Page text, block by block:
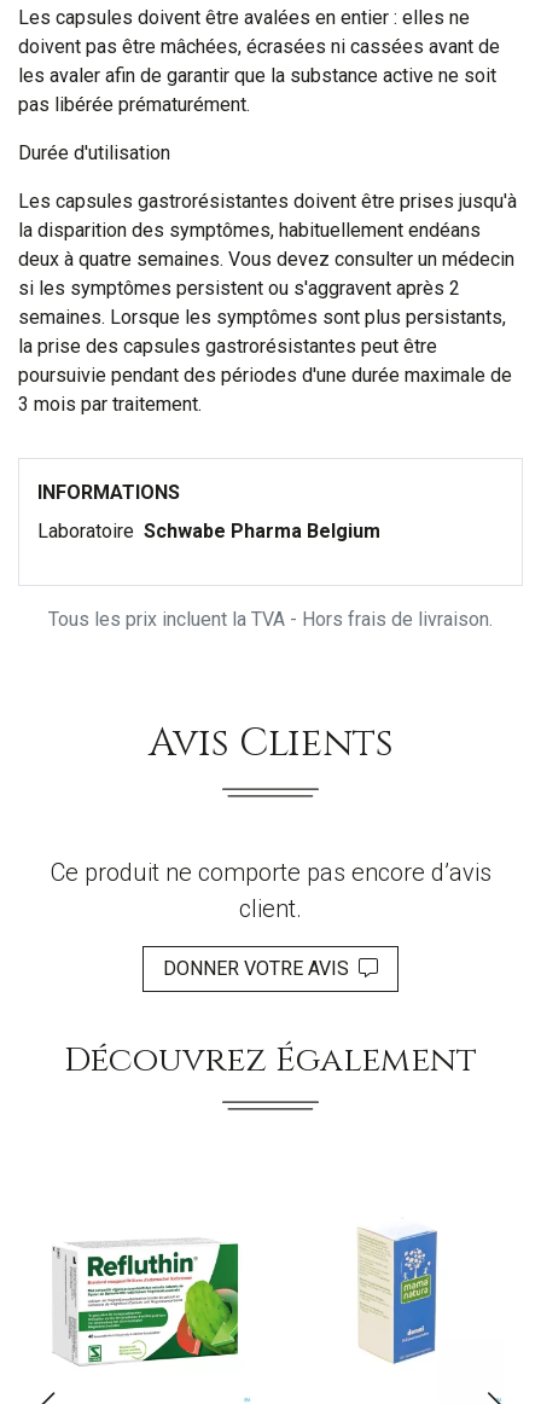
Les capsules doivent être avalées en entier : elles ne
doivent pas être mâchées, écrasées ni cassées avant de
les avaler afin de garantir que la substance active ne soit
pas libérée prématurément.
Durée d'utilisation
Les capsules gastrorésistantes doivent être prises jusqu'à
la disparition des symptômes, habituellement endéans
deux à quatre semaines. Vous devez consulter un médecin
si les symptômes persistent ou s'aggravent après 2
semaines. Lorsque les symptômes sont plus persistants,
la prise des capsules gastrorésistantes peut être
poursuivie pendant des périodes d'une durée maximale de
3 mois par traitement.
INFORMATIONS
Laboratoire Schwabe Pharma Belgium
Tous les prix incluent la TVA - Hors frais de livraison.
Avis Clients
Ce produit ne comporte pas encore d’avis
client.
DONNER VOTRE AVIS
Découvrez Également